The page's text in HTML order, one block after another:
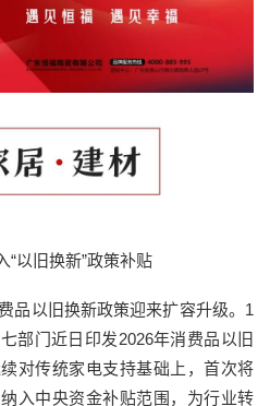
“以旧换新”政策补贴
品以旧换新政策迎来扩容升级。1
部门近日印发2026年消费品以旧
对传统家电支持基础上，首次将
入中央资金补贴范围，为行业转